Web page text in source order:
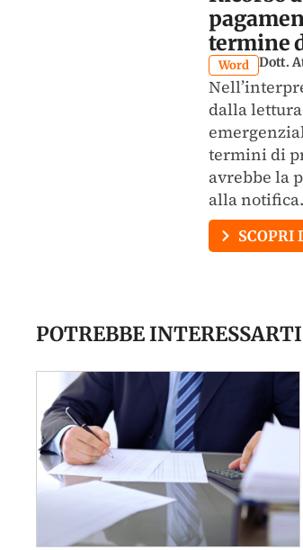
termine
Word Dott.
dalla
termini di
avrebbe la
alla
SCOPRI
POTREBBE INTERESSARTI